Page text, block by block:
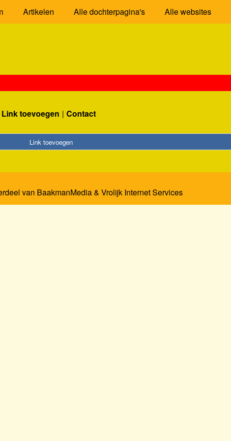
Artikelen Alle dochterpagina's Alle websites
Link toevoegen Contact
Link toevoegen
van BaakmanMedia& Vrolijk Internet Services